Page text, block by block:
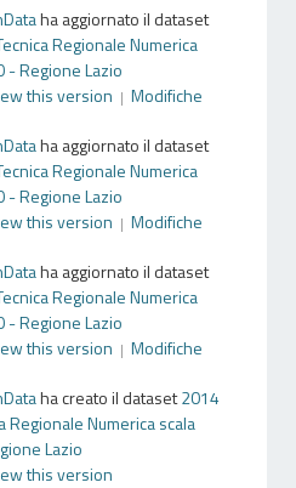
ha aggiornato il dataset
Regionale Numerica
- Regione Lazio
this version | Modifiche
ha aggiornato il dataset
Regionale Numerica
- Regione Lazio
this version | Modifiche
ha aggiornato il dataset
Regionale Numerica
- Regione Lazio
this version | Modifiche
ha creato il dataset2014
Regionale Numerica scala
Lazio
this version